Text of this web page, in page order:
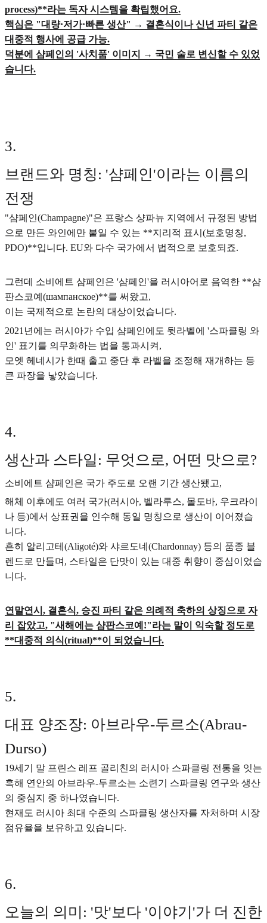
process)**라는 독자 시스템을 확립했어요.
핵심은 "대량·저가·빠른 생산" → 결혼식이나 신년 파티 같은
대중적 행사에 공급 가능.
덕분에 샴페인의 '사치품' 이미지 → 국민 술로 변신할 수 있었
습니다.
3.
브랜드와 명칭: '샴페인'이라는 이름의
전쟁
"샴페인(Champagne)"은 프랑스 샹파뉴 지역에서 규정된 방법
으로 만든 와인에만 붙일 수 있는 **지리적 표시(보호명칭,
PDO)**입니다. EU와 다수 국가에서 법적으로 보호되죠.
그런데 소비에트 샴페인은 '샴페인'을 러시아어로 음역한 **샴
판스코예(шампанское)**를 써왔고,
이는 국제적으로 논란의 대상이었습니다.
2021년에는 러시아가 수입 샴페인에도 뒷라벨에 '스파클링 와
인' 표기를 의무화하는 법을 통과시켜,
모엣 헤네시가 한때 출고 중단 후 라벨을 조정해 재개하는 등
큰 파장을 낳았습니다.
4.
생산과 스타일: 무엇으로, 어떤 맛으로?
소비에트 샴페인은 국가 주도로 오랜 기간 생산됐고,
해체 이후에도 여러 국가(러시아, 벨라루스, 몰도바, 우크라이
나 등)에서 상표권을 인수해 동일 명칭으로 생산이 이어졌습
니다.
흔히 알리고테(Aligoté)와 샤르도네(Chardonnay) 등의 품종 블
렌드로 만들며, 스타일은 단맛이 있는 대중 취향이 중심이었습
니다.
연말연시, 결혼식, 승진 파티 같은 의례적 축하의 상징으로 자
리 잡았고, "새해에는 샴판스코예!"라는 말이 익숙할 정도로
**대중적 의식(ritual)**이 되었습니다.
5.
대표 양조장: 아브라우-두르소(Abrau-
Durso)
19세기 말 프린스 레프 골리친의 러시아 스파클링 전통을 잇는
흑해 연안의 아브라우-두르소는 소련기 스파클링 연구와 생산
의 중심지 중 하나였습니다.
현재도 러시아 최대 수준의 스파클링 생산자를 자처하며 시장
점유율을 보유하고 있습니다.
6.
오늘의 의미: '맛'보다 '이야기'가 더 진한